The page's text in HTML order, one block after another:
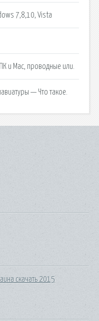
7,8,10, Vista
и Mac, проводные или.
— Что такое.
скачать 2015